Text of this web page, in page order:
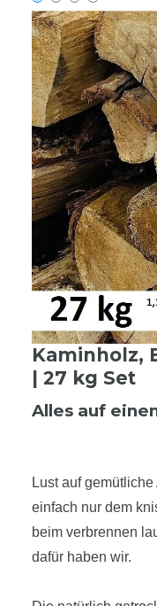
Kaminholz,
| 27 kg Set
Alles auf
Lust auf
einfach nur dem
beim verbrennen
dafür haben wir.